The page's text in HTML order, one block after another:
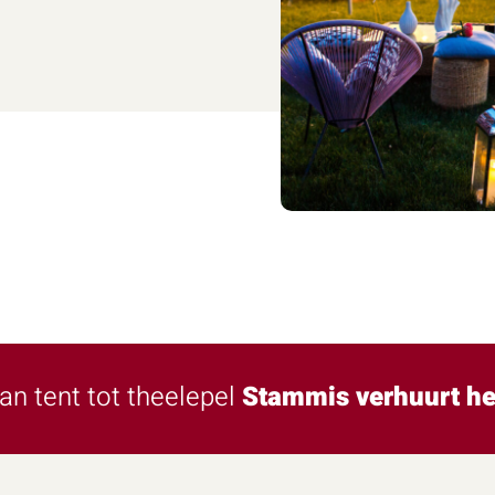
tent tot theelepel Stammis verhuurt